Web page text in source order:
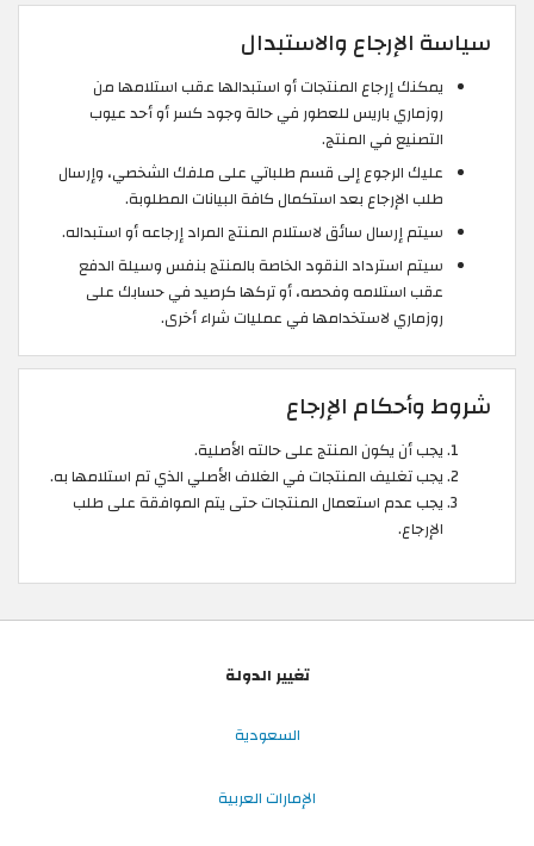
سياسة الإرجاع والاستبدال
يمكنك إرجاع المنتجات أو استبدالها عقب استلامها من
روزماري باريس للعطور في حالة وجود كسر أو أحد عيوب
التصنيع في المنتج.
عليك الرجوع إلى قسم طلباتي على ملفك الشخصي، وإرسال
طلب الإرجاع بعد استكمال كافة البيانات المطلوبة.
سيتم إرسال سائق لاستلام المنتج المراد إرجاعه أو استبداله.
سيتم استرداد النقود الخاصة بالمنتج بنفس وسيلة الدفع
عقب استلامه وفحصه، أو تركها كرصيد في حسابك على
روزماري لاستخدامها في عمليات شراء أخرى.
شروط وأحكام الإرجاع
يجب أن يكون المنتج على حالته الأصلية.
يجب تغليف المنتجات في الغلاف الأصلي الذي تم استلامها به.
يجب عدم استعمال المنتجات حتى يتم الموافقة على طلب
الإرجاع.
تغيير الدولة
السعودية
الإمارات العربية